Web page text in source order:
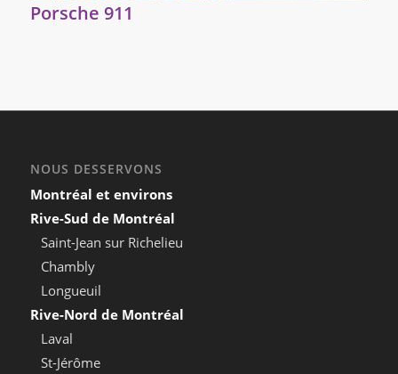
Porsche 911
NOUS DESSERVONS
Montréal et environs
Rive-Sud de Montréal
Saint-Jean sur Richelieu
Chambly
Longueuil
Rive-Nord de Montréal
Laval
St-Jérôme